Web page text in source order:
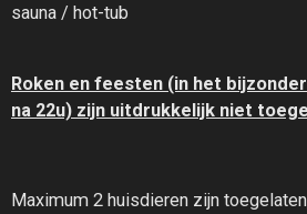
sauna / hot-tub
Roken en feesten (in het
na 22u) zijn uitdrukkelijk niet
Maximum 2 huisdieren zijn